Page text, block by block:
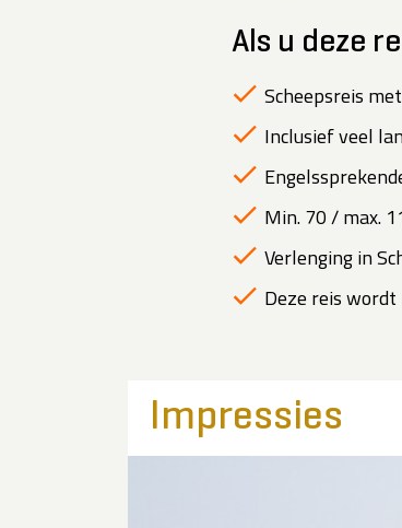
Als u deze
Scheepsreis
Inclusief veel
Min. 70 / max.
Verlenging in
Deze reis
Impressies